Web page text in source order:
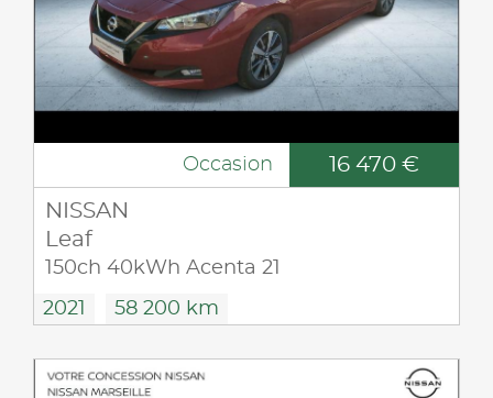
Occasion 16 470 €
NISSAN
Leaf
150ch 40kWh Acenta 21
2021 58 200 km